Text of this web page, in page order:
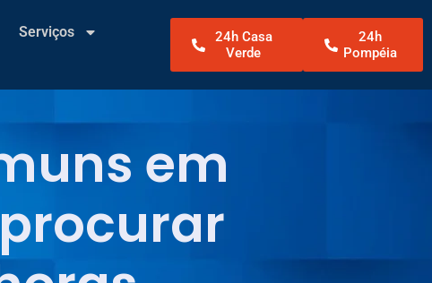
Serviços
24h Casa
Verde
24h
Pompéia
em